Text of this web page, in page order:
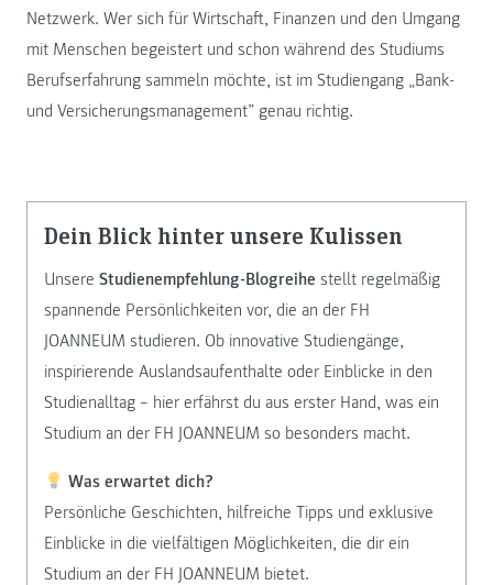
Netzwerk. Wer sich für Wirtschaft, Finanzen und den Umgang
mit Menschen begeistert und schon während des Studiums
Berufserfahrung sammeln möchte, ist im Studiengang „Bank-
und Versicherungsmanagement” genau richtig.
Dein Blick hinter unsere Kulissen
Unsere Studienempfehlung-Blogreihe stellt regelmäßig
spannende Persönlichkeiten vor, die an der FH
JOANNEUM studieren. Ob innovative Studiengänge,
inspirierende Auslandsaufenthalte oder Einblicke in den
Studienalltag – hier erfährst du aus erster Hand, was ein
Studium an der FH JOANNEUM so besonders macht.
Was erwartet dich?
Persönliche Geschichten, hilfreiche Tipps und exklusive
Einblicke in die vielfältigen Möglichkeiten, die dir ein
Studium an der FH JOANNEUM bietet.